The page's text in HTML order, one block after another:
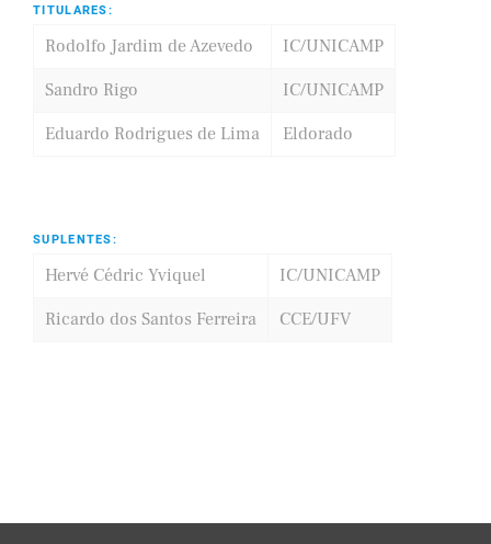
TITULARES:
Rodolfo Jardim de Azevedo
IC/UNICAMP
Sandro Rigo
IC/UNICAMP
Eduardo Rodrigues de Lima
Eldorado
SUPLENTES:
Hervé Cédric Yviquel
IC/UNICAMP
Ricardo dos Santos Ferreira
CCE/UFV